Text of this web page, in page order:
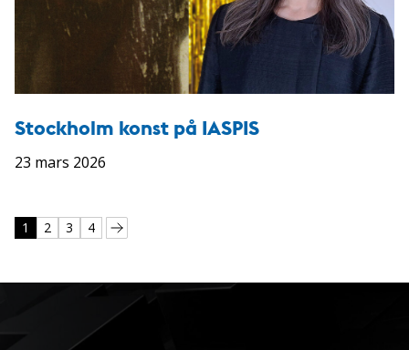
Stockholm konst på IASPIS
23 mars 2026
1 2 3 4